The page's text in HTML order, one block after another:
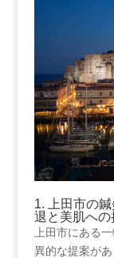
1. 上田市の
退と美肌への
上田市にある
異的な提案が